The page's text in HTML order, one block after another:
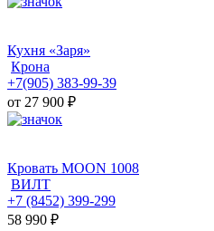
Кухня «Заря»
Крона
+7(905) 383-99-39
от 27 900 ₽
Кровать MOON 1008
ВИЛТ
+7 (8452) 399-299
58 990 ₽